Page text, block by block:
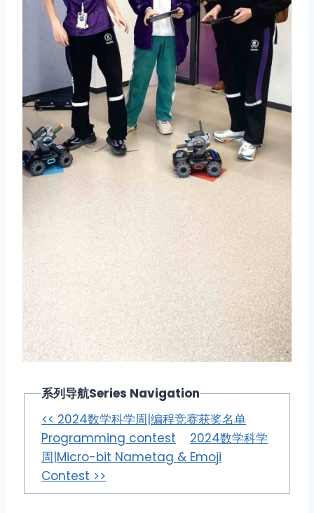
系列导航Series Navigation
<< 2024数学科学周|编程竞赛获奖名单
Programming contest
2024数学科学
周|Micro-bit Nametag & Emoji
Contest >>